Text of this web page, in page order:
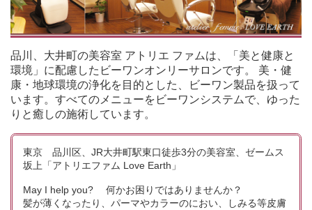
品川、大井町の美容室 アトリエ ファムは、「美と健康と
環境」に配慮したビーワンオンリーサロンです。 美・健
康・地球環境の浄化を目的とした、ビーワン製品を扱って
います。すべてのメニューをビーワンシステムで、ゆった
りと癒しの施術しています。
東京 品川区、JR大井町駅東口徒歩3分の美容室、ゼームス
坂上「アトリエファム Love Earth」
May I help you? 何かお困りではありませんか？
髪が薄くなったり、パーマやカラーのにおい、しみる等皮膚